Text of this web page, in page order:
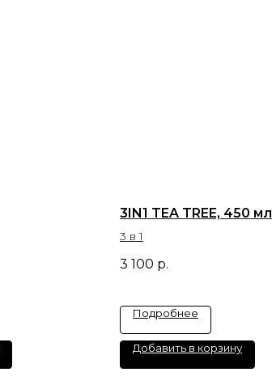
3IN1 TEA TREE, 450 мл
3 в 1
3 100 р.
Подробнее
Добавить в корзину